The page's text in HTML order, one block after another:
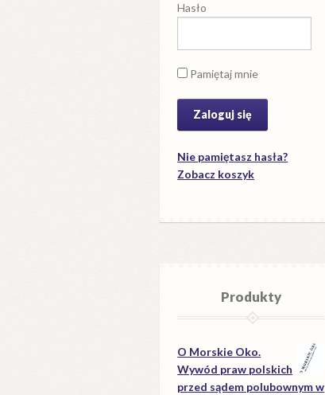
Hasło
Pamiętaj mnie
Nie pamiętasz hasła?
Zobacz koszyk
Produkty
O Morskie Oko.
Wywód praw polskich
przed sądem polubownym w